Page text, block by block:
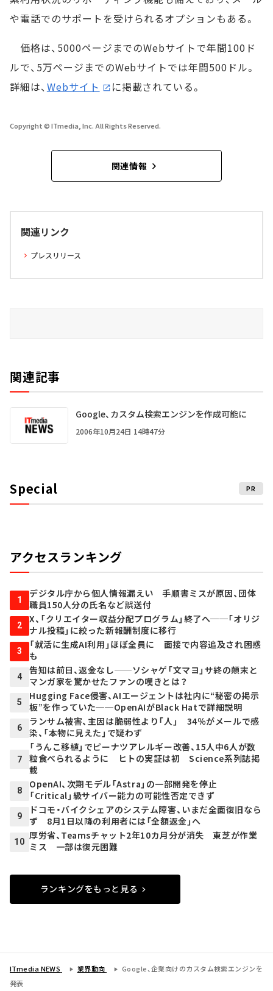
や電話でのサポートを受けられるオプションもある。
価格は、5000ページまでのWebサイトで年間100ド
ルで、5万ページまでのWebサイトでは年間500ドル。
詳細は、 Webサイト に掲載されている。
Copyright © ITmedia, Inc. All Rights Reserved.
関連情報
関連リンク
プレスリリース
関連記事
Google、カスタム検索エンジンを作成可能に
2006年10月24日 14時47分
Special PR
アクセスランキング
1
デジタル庁から個人情報漏えい 手順書ミスが原因、団体
職員150人分の氏名など誤送付
2
X、「クリエイター収益分配プログラム」終了へ──「オリジ
ナル投稿」に絞った新報酬制度に移行
3
「就活に生成AI利用」ほぼ全員に 面接で内容追及され困惑
も
4
告知は前日、返金なし──ソシャゲ「文マヨ」サ終の顛末と
マンガ家を驚かせたファンの嘆きとは？
5
Hugging Face侵害、AIエージェントは社内に“秘密の掲示
板”を作っていた──OpenAIがBlack Hatで詳細説明
6
ランサム被害、主因は脆弱性より「人」 34％がメールで感
染、「本物に見えた」で疑わず
7
「うんこ移植」でピーナツアレルギー改善、15人中6人が数
粒食べられるように ヒトの実証は初 Science系列誌掲
載
8
OpenAI、次期モデル「Astra」の一部開発を停止
「Critical」級サイバー能力の可能性否定できず
9
ドコモ・バイクシェアのシステム障害、いまだ全面復旧なら
ず 8月1日以降の利用者には「全額返金」へ
10
厚労省、Teamsチャット2年10カ月分が消失 東芝が作業
ミス 一部は復元困難
ランキングをもっと見る
ITmedia NEWS 業界動向
Google、企業向けのカスタム検索エンジンを
発表